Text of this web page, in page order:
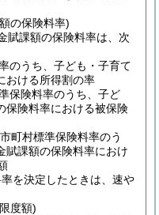
の保険料率)
賦課額の保険料率は、次
のうち、子ども・子育て
おける所得割の率
保険料率のうち、子ど
保険料率における被保険
町村標準保険料率のう
賦課額の保険料率におけ
を決定したときは、速や
度額)